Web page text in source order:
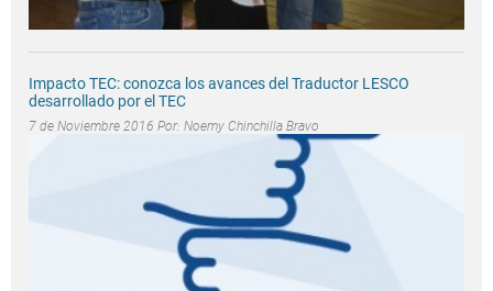
Impacto TEC: conozca los avances del Traductor LESCO
desarrollado por el TEC
7 de Noviembre 2016 Por: Noemy Chinchilla Bravo